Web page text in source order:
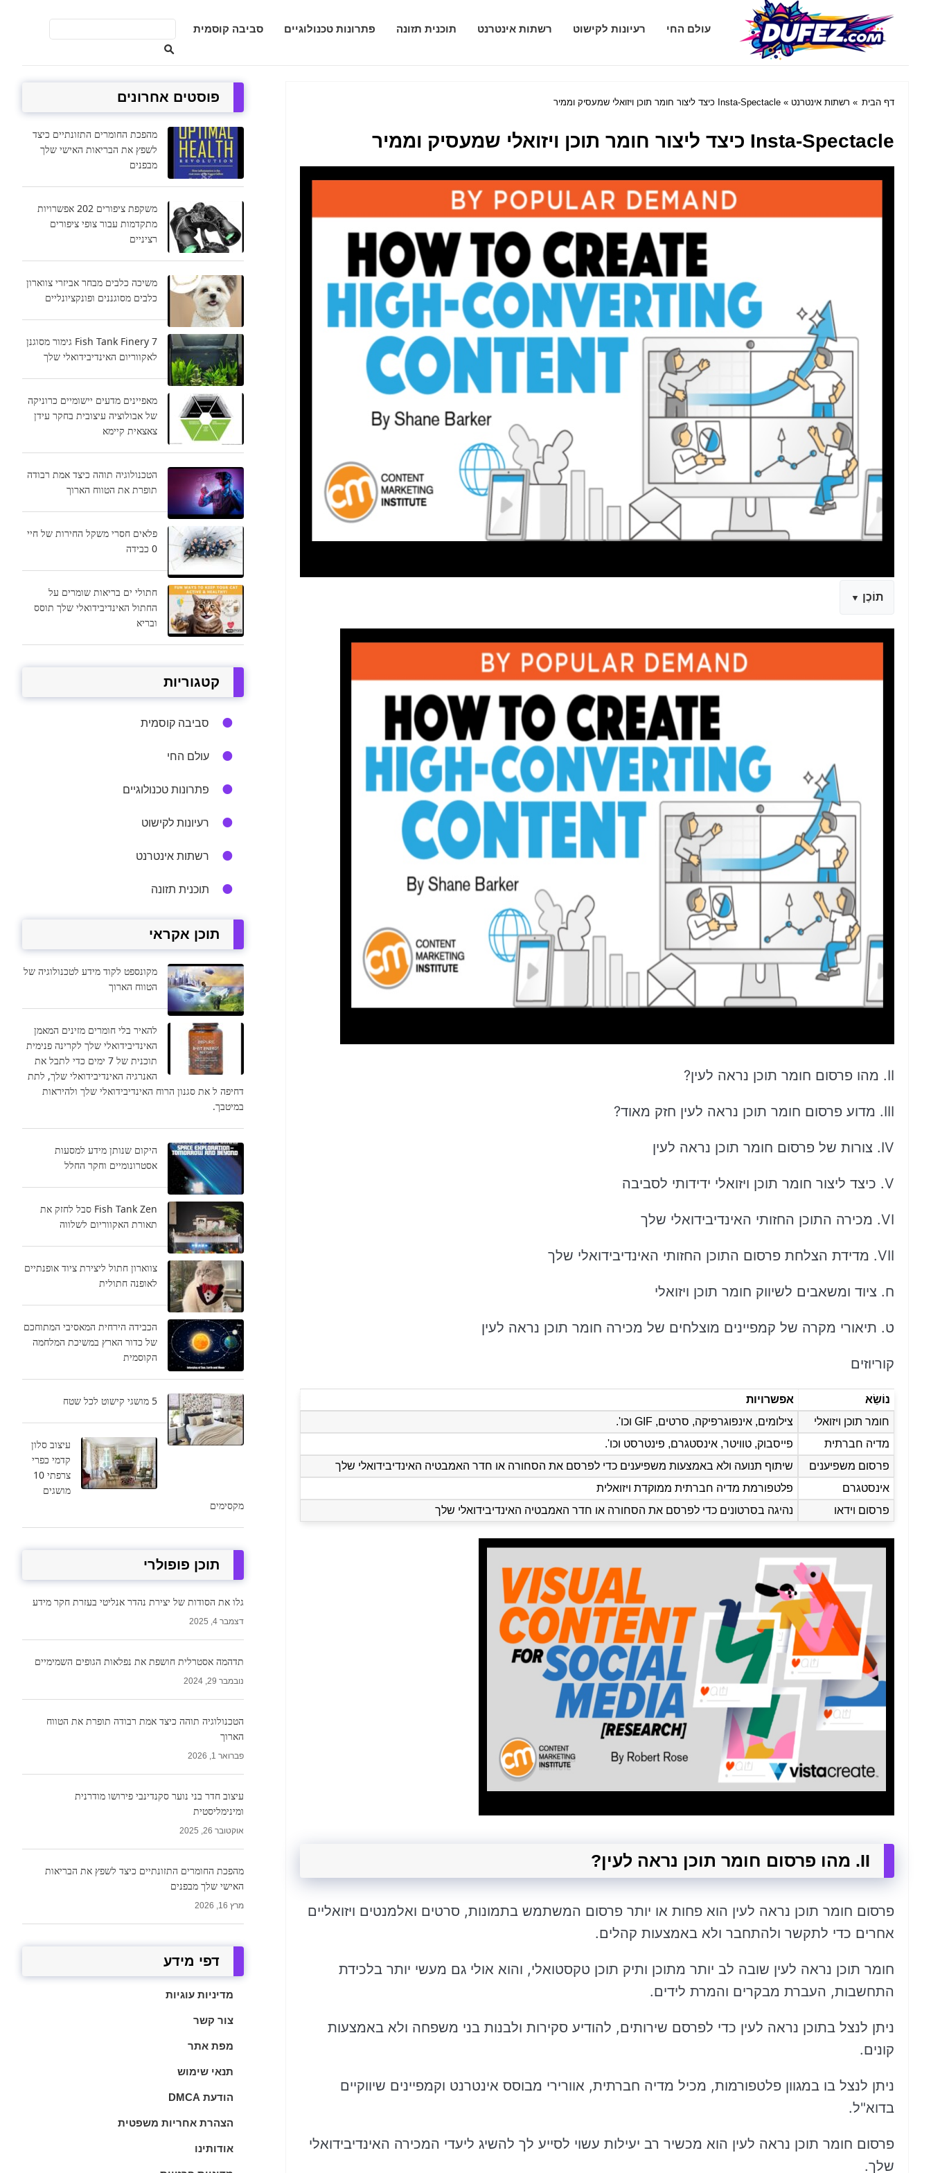
Dufez.com עולם החי רעיונות לקישוט רשתות אינטרנט תוכנית תזונה פתרונות טכנולוגיים סביבה קוסמית
דף הבית » רשתות אינטרנט » Insta-Spectacle כיצד ליצור חומר תוכן ויזואלי שמעסיק וממיר
Insta-Spectacle כיצד ליצור חומר תוכן ויזואלי שמעסיק וממיר
תוֹכֶן
II. מהו פרסום חומר תוכן נראה לעין?
III. מדוע פרסום חומר תוכן נראה לעין חזק מאוד?
IV. צורות של פרסום חומר תוכן נראה לעין
V. כיצד ליצור חומר תוכן ויזואלי ידידותי לסביבה
VI. מכירה התוכן החזותי האינדיבידואלי שלך
VII. מדידת הצלחת פרסום התוכן החזותי האינדיבידואלי שלך
ח. ציוד ומשאבים לשיווק חומר תוכן ויזואלי
ט. תיאורי מקרה של קמפיינים מוצלחים של מכירה חומר תוכן נראה לעין
קוריוזים
נוֹשֵׂא
אפשרויות
חומר תוכן ויזואלי
צילומים, אינפוגרפיקה, סרטים, GIF וכו'.
מדיה חברתית
פייסבוק, טוויטר, אינסטגרם, פינטרסט וכו'.
פרסום משפיענים
שיתוף תנועה ולא באמצעות משפיענים כדי לפרסם את הסחורה או חדר האמבטיה האינדיבידואלי שלך
אינסטגרם
פלטפורמת מדיה חברתית ממוקדת ויזואלית
פרסום וידאו
נהיגה בסרטונים כדי לפרסם את הסחורה או חדר האמבטיה האינדיבידואלי שלך
II. מהו פרסום חומר תוכן נראה לעין?
פרסום חומר תוכן נראה לעין הוא פחות או יותר פרסום המשתמש בתמונות, סרטים ואלמנטים ויזואליים
אחרים כדי לתקשר ולהתחבר ולא באמצעות קהלים.
חומר תוכן נראה לעין שובה לב יותר מתוכן ותיק תוכן טקסטואלי, והוא אולי גם מעשי יותר בלכידת
התחשבות, העברת מבקרים והמרת לידים.
ניתן לנצל בתוכן נראה לעין כדי לפרסם שירותים, להודיע סקירות ולבנות בני משפחה ולא באמצעות
קונים.
ניתן לנצל בו במגוון פלטפורמות, מכיל מדיה חברתית, אוורירי מבוסס אינטרנט וקמפיינים שיווקיים
בדוא"ל.
פרסום חומר תוכן נראה לעין הוא מכשיר רב יעילות עשוי לסייע לך להשיג ליעדי המכירה האינדיבידואלי
שלך.
פוסטים אחרונים
מהפכת החומרים התזונתיים כיצד
לשפץ את הבריאות האישי שלך
מבפנים
משקפת ציפורים 202 אפשרויות
מתקדמות עבור צופי ציפורים
רציניים
משיכה כלבים מבחר אביזרי צווארון
כלבים מסוגננים ופונקציונליים
Fish Tank Finery 7 גימור מסוגנן
לאקווריום האינדיבידואלי שלך
מאפיינים מדעים יישומיים כרוניקה
של אבולוציה עיצובית בחקר עידן
צאצאית קיימא
הטכנולוגיה תוהה כיצד אמת רבודה
תופרת את הטווח הארוך
פלאים חסרי משקל החירות של חיי
0 כבידה
חתולי ים בריאות שומרים על
החתול האינדיבידואלי שלך תוסס
ובריא
קטגוריות
סביבה קוסמית
עולם החי
פתרונות טכנולוגיים
רעיונות לקישוט
רשתות אינטרנט
תוכנית תזונה
תוכן אקראי
מקונספט לקוד מידע לטכנולוגיה של
הטווח הארוך
להאיר בלי חומרים מזינים המאמן
האינדיבידואלי שלך לקרינה פנימית
תוכנית של 7 ימים כדי לתבל את
האנרגיה האינדיבידואלי שלך, לתת
דחיפה ל את סגנון הרוח האינדיבידואלי שלך ולהיראות
במיטבך.
היקום שנותן מידע למסעות
אסטרונומיים וחקר החלל
Fish Tank Zen סבל לחזק את
תאורת האקווריום לשלווה
צווארון חתול ליצירת ציוד אופנתיים
לאופנה חתולית
הכבידה הירחית המאסיבי המתוחכם
של כדור הארץ במשיכת המלחמה
הקוסמית
5 מושגי קישוט לכל שטח
עיצוב סלון
קדמי כפרי
צרפתי 10
מושגים
מקסימים
תוכן פופולרי
גלו את הסודות של יצירת נהדר אנליטי בעזרת חקר מידע
דצמבר 4, 2025
תדהמה אסטרלית חושפת את נפלאות הגופים השמימיים
נובמבר 29, 2024
הטכנולוגיה תוהה כיצד אמת רבודה תופרת את הטווח
הארוך
פברואר 1, 2026
עיצוב חדר בני נוער סקנדינבי פירושו מודרנית
ומינימליסטית
אוקטובר 26, 2025
מהפכת החומרים התזונתיים כיצד לשפץ את הבריאות
האישי שלך מבפנים
מרץ 16, 2026
דפי מידע
מדיניות עוגיות
צור קשר
מפת אתר
תנאי שימוש
הודעת DMCA
הצהרת אחריות משפטית
אודותינו